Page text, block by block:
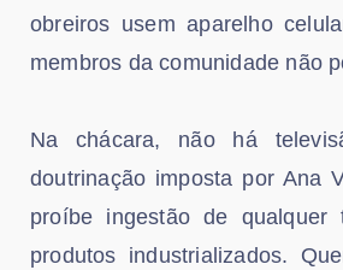
obreiros usem aparelho
membros da comunidade não
Na chácara, não há
doutrinação imposta por Ana
proíbe ingestão de
produtos industrializados.